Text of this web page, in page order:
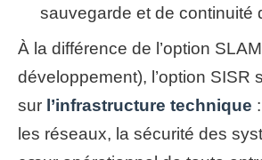
sauvegarde et de continuité
À la différence de l’option
développement), l’option SISR
sur l’infrastructure technique
les réseaux, la sécurité des